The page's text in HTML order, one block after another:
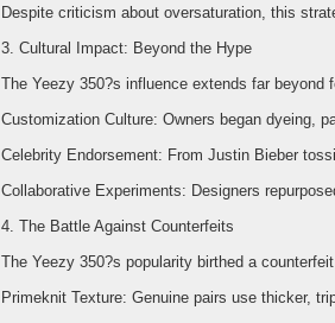
Despite criticism about oversaturation, this
3. Cultural Impact: Beyond the Hype
The Yeezy 350?s influence extends far
Customization Culture: Owners began dyeing,
Celebrity Endorsement: From Justin Bieber
Collaborative Experiments: Designers
4. The Battle Against Counterfeits
The Yeezy 350?s popularity birthed a
Primeknit Texture: Genuine pairs use thicker,